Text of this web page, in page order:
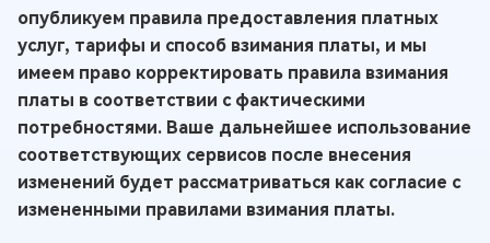
опубликуем правила предоставления платных
услуг, тарифы и способ взимания платы, и мы
имеем право корректировать правила взимания
платы в соответствии с фактическими
потребностями. Ваше дальнейшее использование
соответствующих сервисов после внесения
изменений будет рассматриваться как согласие с
измененными правилами взимания платы.